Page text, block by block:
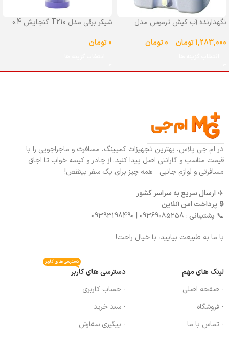
نگهدارنده آب کیش ترموس مدل
1,283,000تومان–
0تومان
شیکر برقی مدل T210 گنجایش 0.4
0تومان
در ام جی پلاس، بهترین تجهیزات کمپینگ، مسافرت و ماجراجویی را با
قیمت مناسب و گارانتی اصل پیدا کنید. از چادر و کیسه خواب تا اجاق
مسافرتی و لوازم جانبی—همه چیز برای یک سفر بینقص!
✈️ ارسال سریع به سراسر کشور
🔒 پرداخت امن آنلاین
📞 پشتیبانی: 09369085258 | 09393198490
با ما به طبیعت بیایید، با خیال راحت!
لینک های مهم
- صفحه اصلی
- فروشگاه
- تماس با ما
دسترسی های کاربر
دسترسی های کاربر
- حساب کاربری
- سبد خرید
- پیگیری سفارش